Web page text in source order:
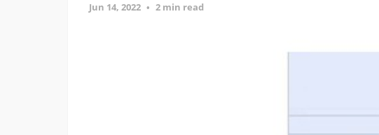
Jun 14, 2022 2 min read